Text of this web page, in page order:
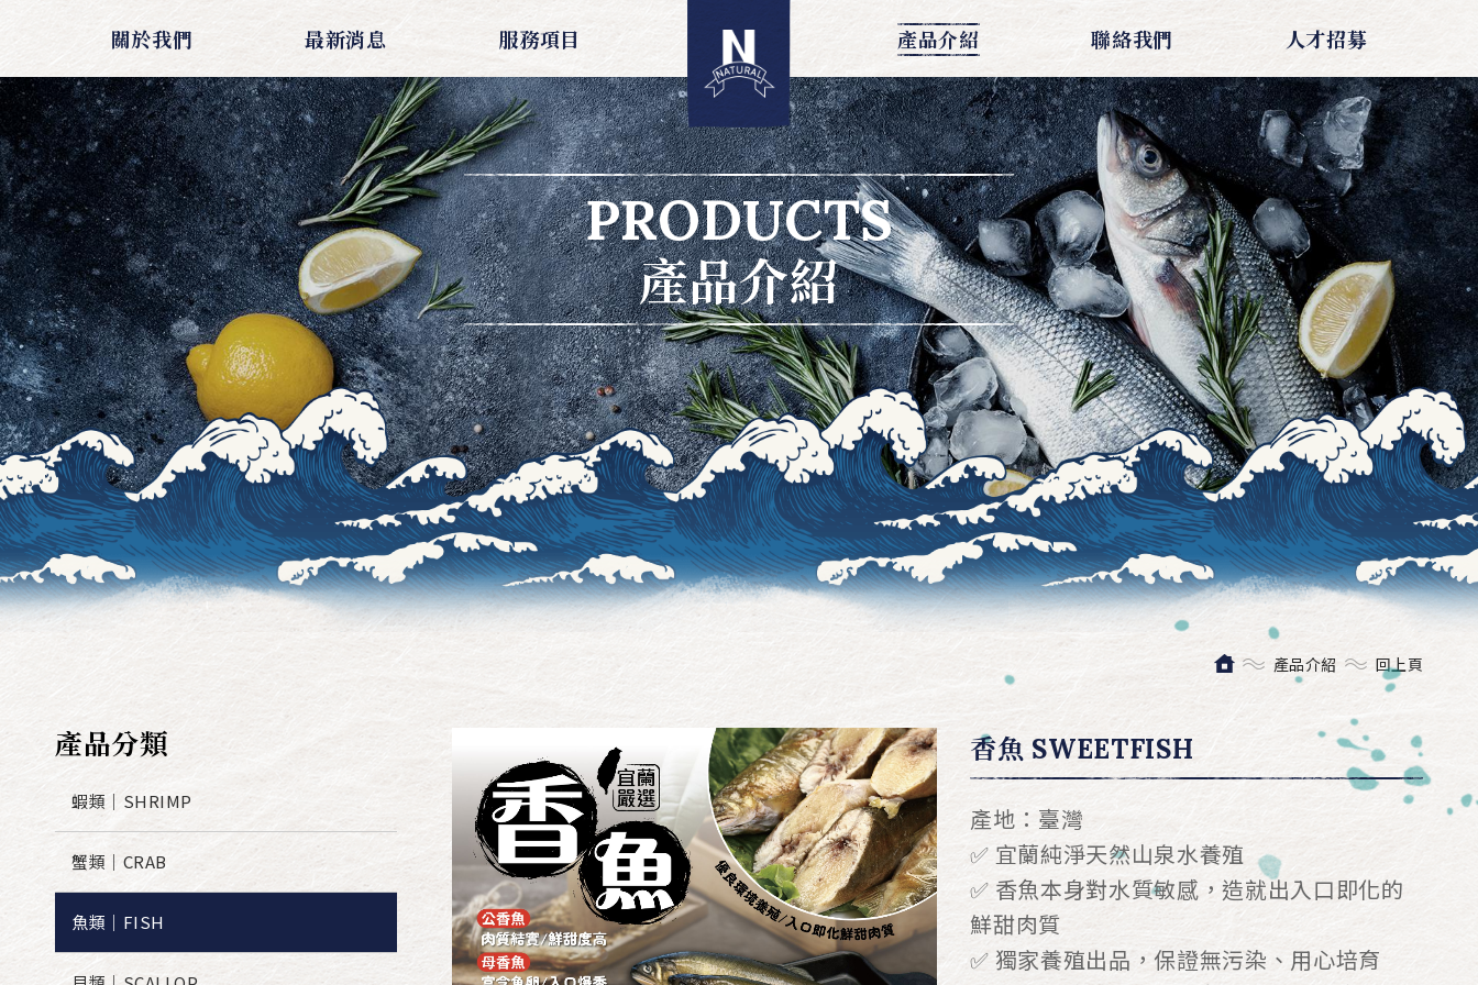
關於我們 最新消息 服務項目 產品介紹 聯絡我們 人才招募
PRODUCTS
產品介紹
產品介紹 回上頁
產品分類
蝦類｜SHRIMP
蟹類｜CRAB
魚類｜FISH
香魚 SWEETFISH
產地：臺灣
✅ 宜蘭純淨天然山泉水養殖
✅ 香魚本身對水質敏感，造就出入口即化的
鮮甜肉質
✅ 獨家養殖出品，保證無污染、用心培育